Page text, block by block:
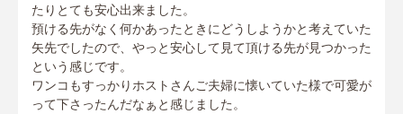
たりとても安心出来ました。
預ける先がなく何かあったときにどうしようかと考えていた
矢先でしたので、やっと安心して見て頂ける先が見つかった
という感じです。
ワンコもすっかりホストさんご夫婦に懐いていた様で可愛が
って下さったんだなぁと感じました。